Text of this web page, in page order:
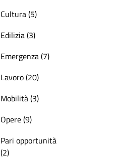
Cultura (5)
Edilizia (3)
Emergenza (7)
Lavoro (20)
Mobilità (3)
Opere (9)
Pari opportunità
(2)